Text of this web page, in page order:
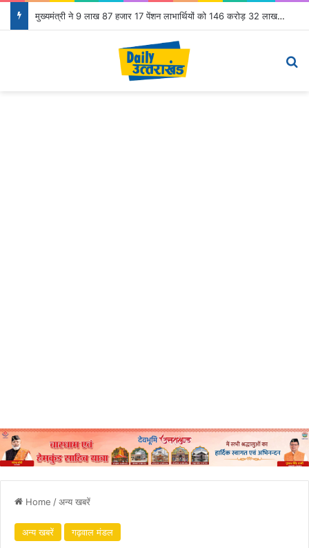
मुख्यमंत्री ने 9 लाख 87 हजार 17 पेंशन लाभार्थियों को 146 करोड़ 32 लाख की पेंशन राशि का किया भुगतान
Home /अन्य खबरें
अन्य खबरें गढ़वाल मंडल